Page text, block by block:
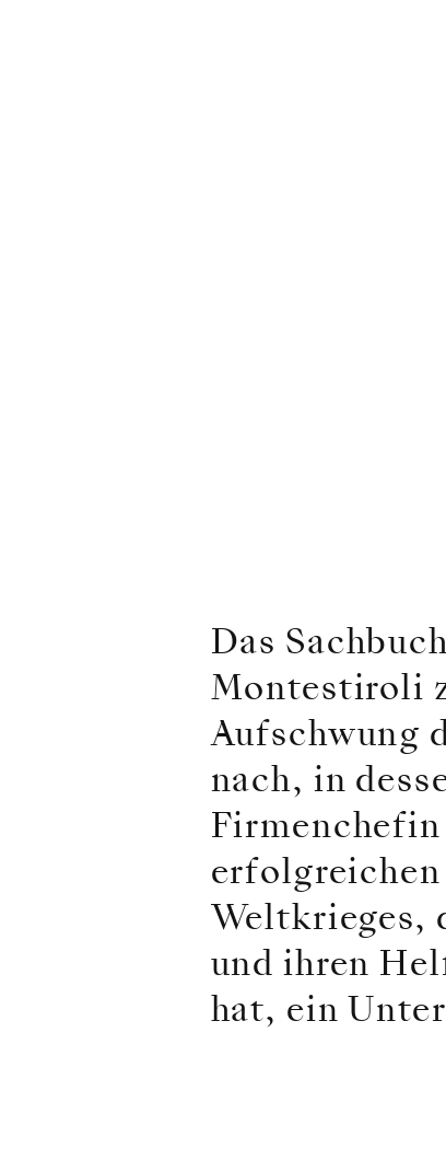
Das
Montestiroli
Aufschwung
nach, in
Weltkrieges,
und ihren
hat, ein